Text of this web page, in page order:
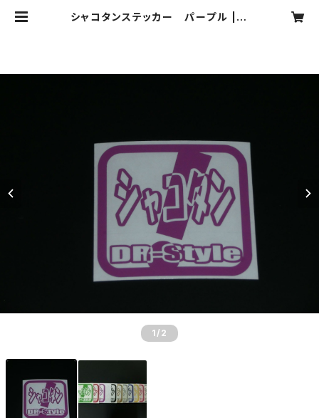
シャコタンステッカー パープル | C
1 /2